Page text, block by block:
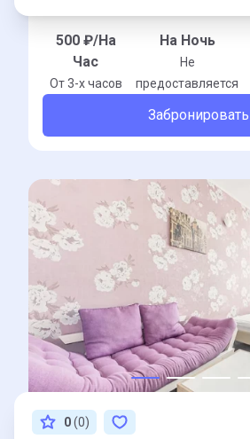
500₽/На
Час
От 3-x часов
На Ночь
Не
предоставляется
Забронировать
0(0)